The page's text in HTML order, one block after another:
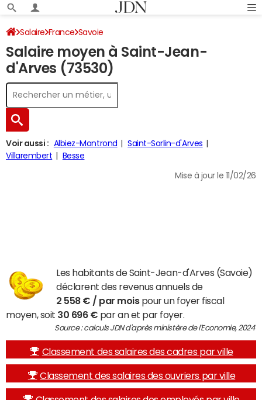
Salaire France Savoie
Salaire moyen à Saint-Jean-
d'Arves (73530)
Voir aussi : Albiez-Montrond
Saint-Sorlin-d'Arves
Villarembert
Besse
Mise à jour le 11/02/26
Les habitants de Saint-Jean-d'Arves (Savoie)
déclarent des revenus annuels de
2 558 € / par moispour un foyer fiscal
moyen, soit 30 696 € par an et par foyer.
Source : calculs JDN d'après ministère de l'Economie, 2024
Classement des salaires des cadres par ville
Classement des salaires des ouvriers par ville